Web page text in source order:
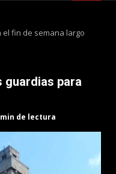
fin de semana largo
guardias para
min de lectura